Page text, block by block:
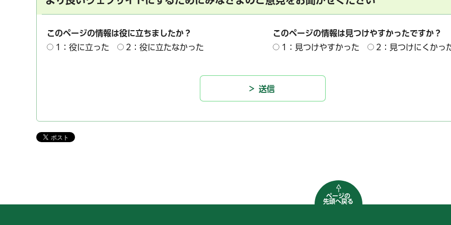
このページの情報は役に立ちましたか？
1：役に立った
2：役に立たなかった
このページの情報は見つけやすかったですか？
1：見つけやすかった
2：見つけにくかっ
ページの
先頭へ戻る